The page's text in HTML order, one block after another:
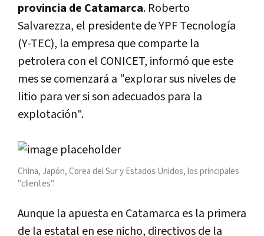
provincia de Catamarca. Roberto
Salvarezza, el presidente de YPF Tecnología
(Y-TEC), la empresa que comparte la
petrolera con el CONICET, informó que este
mes se comenzará a "explorar sus niveles de
litio para ver si son adecuados para la
explotación".
China, Japón, Corea del Sur y Estados Unidos, los principales
"clientes".
Aunque la apuesta en Catamarca es la primera
de la estatal en ese nicho, directivos de la